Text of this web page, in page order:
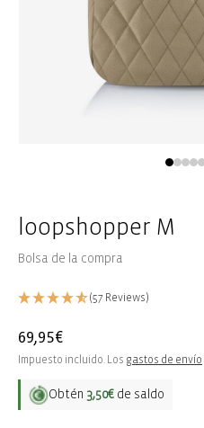
una
ventana
loopshopper M
Bolsa de la compra
(57 Reviews)
Precio
habitual
69,95€
Impuesto incluido. Los gastos de envío
Obtén 3,50€ de saldo